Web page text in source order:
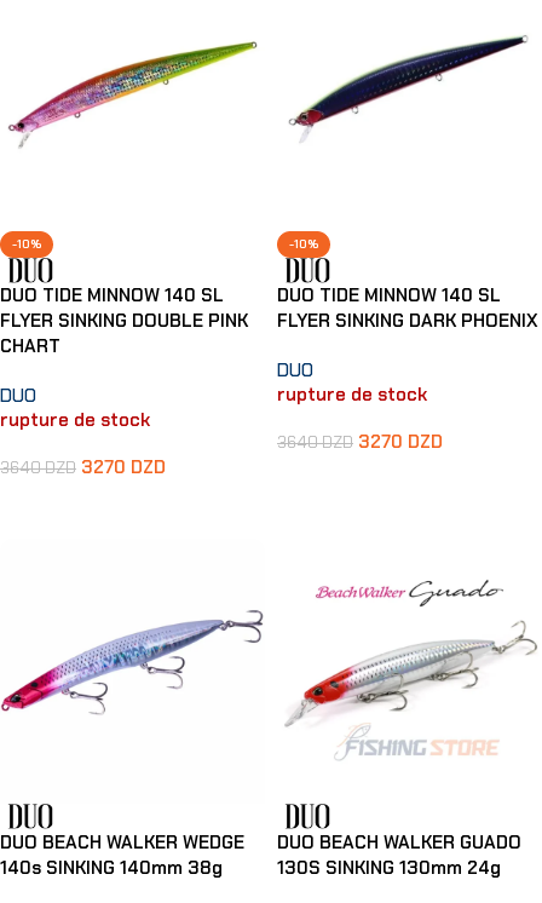
-10%
DUO TIDE MINNOW 140 SL
FLYER SINKING DOUBLE PINK
CHART
DUO
rupture de stock
3640DZD 3270 DZD
-10%
DUO TIDE MINNOW 140 SL
FLYER SINKING DARK PHOENIX
DUO
rupture de stock
3640DZD 3270 DZD
DUO BEACH WALKER WEDGE
140s SINKING 140mm 38g
DUO BEACH WALKER GUADO
130S SINKING 130mm 24g